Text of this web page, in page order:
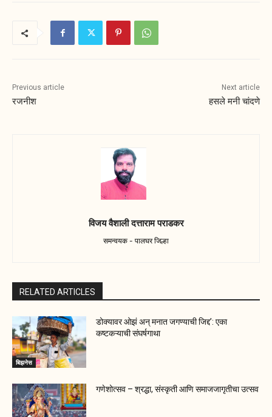
Previous article
रजनीश
Next article
हसले मनी चांदणे
विजय वैशाली दत्ताराम पराडकर
समन्वयक - पालघर जिल्हा
RELATED ARTICLES
बिझनेस
डोक्यावर ओझं अन् मनात जगण्याची जिद्द’: एका
कष्टकऱ्याची संघर्षगाथा
गणेशोत्सव – श्रद्धा, संस्कृती आणि समाजजागृतीचा उत्सव